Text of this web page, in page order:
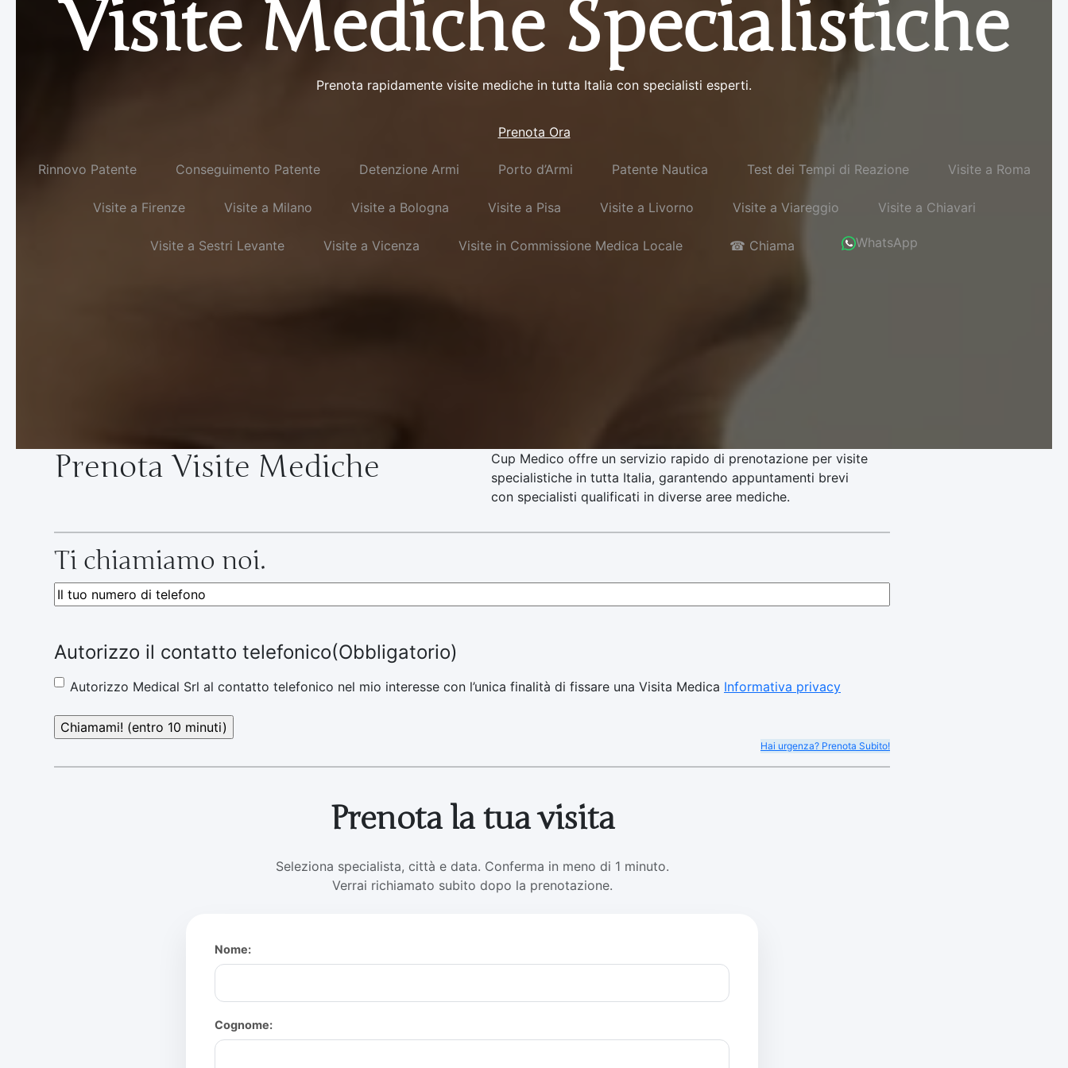
Visite Mediche Specialistiche
Prenota rapidamente visite mediche in tutta Italia con specialisti esperti.
Prenota Ora
Rinnovo Patente Conseguimento Patente Detenzione Armi Porto d’Armi Patente Nautica Test dei Tempi di Reazione Visite a Roma
Visite a Firenze Visite a Milano Visite a Bologna Visite a Pisa Visite a Livorno Visite a Viareggio Visite a Chiavari
Visite a Sestri Levante Visite a Vicenza Visite in Commissione Medica Locale ☎ Chiama WhatsApp
Prenota Visite Mediche
Cup Medico offre un servizio rapido di prenotazione per visite
specialistiche in tutta Italia, garantendo appuntamenti brevi
con specialisti qualificati in diverse aree mediche.
Ti chiamiamo noi.
Telefono(Obbligatorio)
Autorizzo il contatto telefonico(Obbligatorio)
Autorizzo Medical Srl al contatto telefonico nel mio interesse con l’unica finalità di fissare una Visita Medica Informativa privacy
Hai urgenza? Prenota Subito!
Prenota la tua visita
Seleziona specialista, città e data. Conferma in meno di 1 minuto.
Verrai richiamato subito dopo la prenotazione.
Nome:
Cognome: